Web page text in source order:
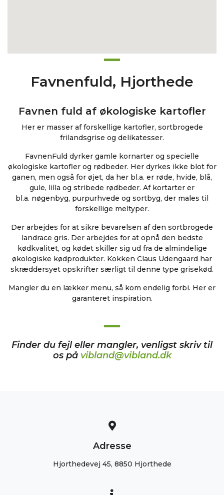
Favnenfuld, Hjorthede
Favnen fuld af økologiske kartofler
Her er masser af forskellige kartofler, sortbrogede
frilandsgrise og delikatesser.
FavnenFuld dyrker gamle kornarter og specielle
økologiske kartofler og rødbeder. Her dyrkes ikke blot for
ganen, men også for øjet, da her bl.a. er røde, hvide, blå,
gule, lilla og stribede rødbeder. Af kortarter er
bl.a. nøgenbyg, purpurhvede og sortbyg, der males til
forskellige meltyper.
Der arbejdes for at sikre bevarelsen af den sortbrogede
landrace gris. Der arbejdes for at opnå den bedste
kødkvalitet, og kødet skiller sig ud fra de almindelige
økologiske kødprodukter. Kokken Claus Udengaard har
skræddersyet opskrifter særligt til denne type grisekød.
Mangler du en lækker menu, så kom endelig forbi. Her er
garanteret inspiration.
Finder du fejl eller mangler, venligst skriv til
os på vibland@vibland.dk
Adresse
Hjorthedevej 45, 8850 Hjorthede